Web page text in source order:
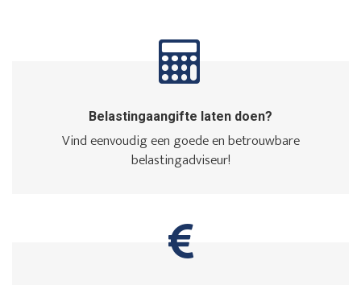
Belastingaangifte laten doen?
Vind eenvoudig een goede en betrouwbare
belastingadviseur!